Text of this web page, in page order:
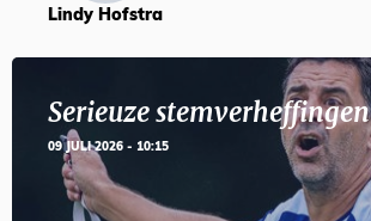
Lindy Hofstra
Serieuze
09 JULI 2026 - 10:15